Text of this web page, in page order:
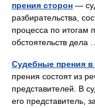
прения сторон —
разбирательства,
процесса по итогам
обстоятельств
Судебные прения в
прения состоят из
представителей. В
его представитель,